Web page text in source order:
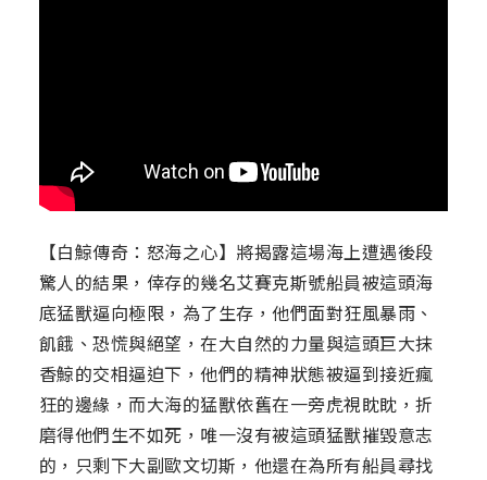
【白鯨傳奇：怒海之心】將揭露這場海上遭遇後段
驚人的結果，倖存的幾名艾賽克斯號船員被這頭海
底猛獸逼向極限，為了生存，他們面對狂風暴雨、
飢餓、恐慌與絕望，在大自然的力量與這頭巨大抹
香鯨的交相逼迫下，他們的精神狀態被逼到接近瘋
狂的邊緣，而大海的猛獸依舊在一旁虎視眈眈，折
磨得他們生不如死，唯一沒有被這頭猛獸摧毀意志
的，只剩下大副歐文切斯，他還在為所有船員尋找